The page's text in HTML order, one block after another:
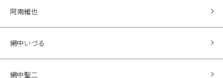
阿南維也
網中いづる
網中聖二